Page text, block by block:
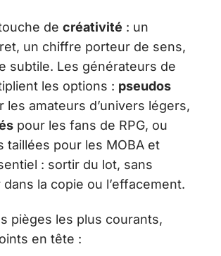
de créativité : un
un chiffre porteur de sens,
subtile. Les générateurs de
les options : pseudos
les amateurs d’univers légers,
pour les fans de RPG, ou
taillées pour les MOBA et
: sortir du lot, sans
la copie ou l’effacement.
pièges les plus courants,
en tête :